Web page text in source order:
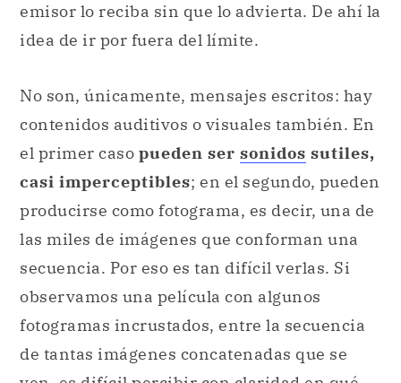
emisor lo reciba sin que lo advierta. De ahí la
idea de ir por fuera del límite.
No son, únicamente, mensajes escritos: hay
contenidos auditivos o visuales también. En
el primer caso pueden ser sonidos sutiles,
casi imperceptibles; en el segundo, pueden
producirse como fotograma, es decir, una de
las miles de imágenes que conforman una
secuencia. Por eso es tan difícil verlas. Si
observamos una película con algunos
fotogramas incrustados, entre la secuencia
de tantas imágenes concatenadas que se